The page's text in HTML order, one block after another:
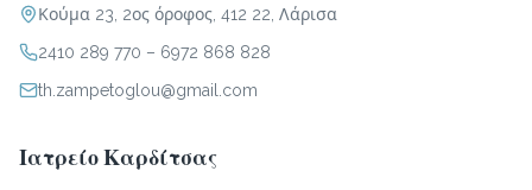
Κούμα 23, 2ος όροφος, 412 22, Λάρισα
2410 289 770 – 6972 868 828
th.zampetoglou@gmail.com
Ιατρείο Καρδίτσας